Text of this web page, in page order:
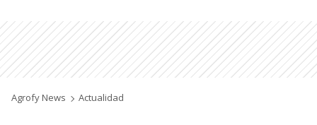
Agrofy News Actualidad